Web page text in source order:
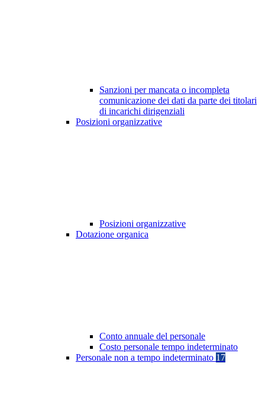
Sanzioni per mancata o incompleta
comunicazione dei dati da parte dei titolari
di incarichi dirigenziali
Posizioni organizzative
Posizioni organizzative
Dotazione organica
Conto annuale del personale
Costo personale tempo indeterminato
Personale non a tempo indeterminato 17